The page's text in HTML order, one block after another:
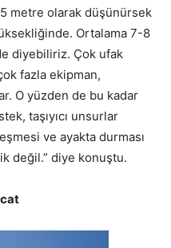
metre olarak düşünürsek
Ortalama 7-8
diyebiliriz. Çok ufak
fazla ekipman,
O yüzden de bu kadar
taşıyıcı unsurlar
ve ayakta durması
değil.” diye konuştu.​​​​​​​